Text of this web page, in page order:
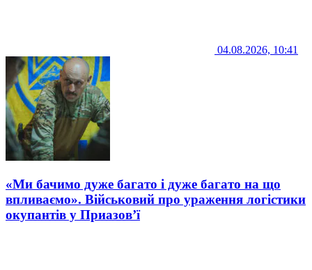
04.08.2026, 10:41
«Ми бачимо дуже багато і дуже багато на що
впливаємо». Військовий про ураження логістики
окупантів у Приазов’ї